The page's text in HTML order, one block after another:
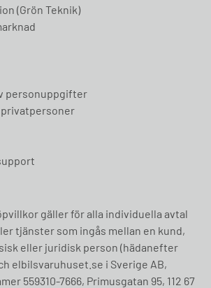
(Grön Teknik)
personuppgifter
gäller för alla individuella avtal
tjänster som ingås mellan en kund,
eller juridisk person (hädanefter
elbilsvaruhuset.se i Sverige AB,
559310-7666, Primusgatan 95, 112 67